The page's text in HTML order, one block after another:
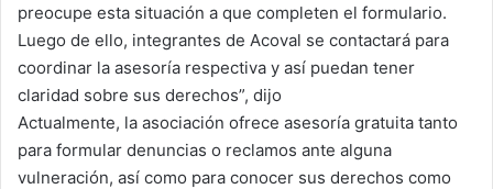
preocupe esta situación a que completen el formulario.
Luego de ello, integrantes de Acoval se contactará para
coordinar la asesoría respectiva y así puedan tener
claridad sobre sus derechos”, dijo
Actualmente, la asociación ofrece asesoría gratuita tanto
para formular denuncias o reclamos ante alguna
vulneración, así como para conocer sus derechos como